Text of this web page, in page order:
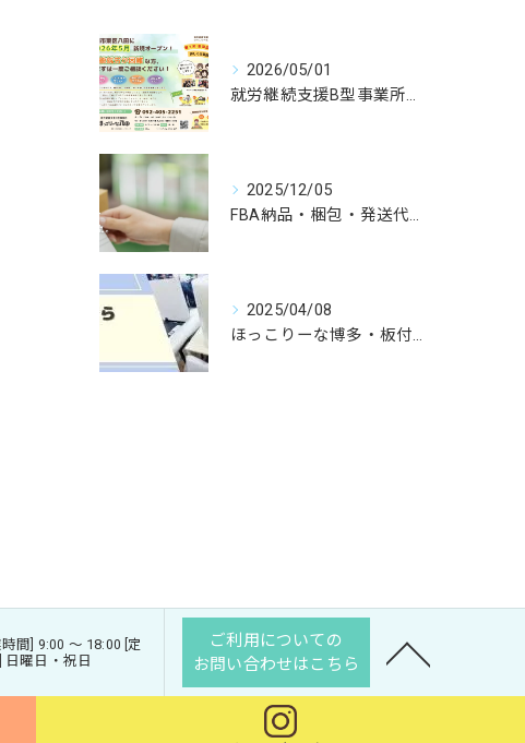
2026/05/01
就労継続支援B型事業所「ほっこりーな八田」開所のお知らせ🌸
2025/12/05
FBA納品・梱包・発送代行の専門サービスサイトのご案内【Hakata B-Logi】
2025/04/08
ほっこりーな博多・板付は他企業様からのお仕事の受注を積極的に承っております
時間] 9:00 ～ 18:00 [定
日曜日・祝日
ご利用についての
お問い合わせはこちら